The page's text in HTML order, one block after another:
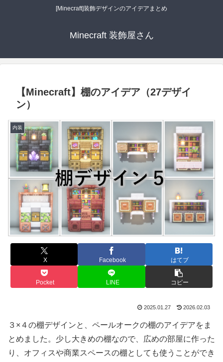
[Minecraft]装飾デザインのアイデアまとめ
Minecraft 装飾屋さん
【Minecraft】棚のアイデア（27デザイ
ン）
内装
X Facebook はてブ
Pocket LINE コピー
2025.01.27 2026.02.03
３×４の棚デザインと、ペールオークの棚のアイデアをま
とめました。少し大きめの棚なので、広めの部屋に作った
り、オフィスや商業スペースの棚としても使うことができ